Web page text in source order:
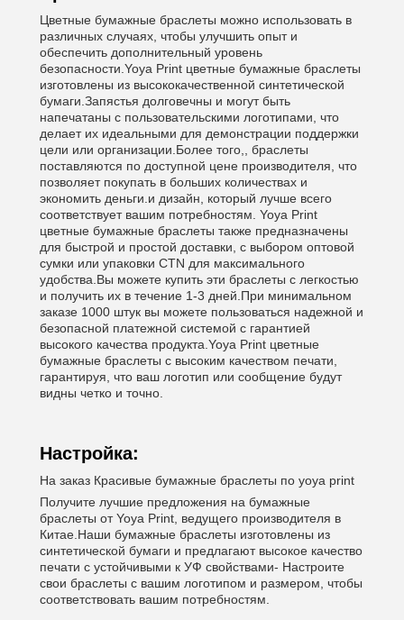
Цветные бумажные браслеты можно использовать в
различных случаях, чтобы улучшить опыт и
обеспечить дополнительный уровень
безопасности.Yoya Print цветные бумажные браслеты
изготовлены из высококачественной синтетической
бумаги.Запястья долговечны и могут быть
напечатаны с пользовательскими логотипами, что
делает их идеальными для демонстрации поддержки
цели или организации.Более того,, браслеты
поставляются по доступной цене производителя, что
позволяет покупать в больших количествах и
экономить деньги.и дизайн, который лучше всего
соответствует вашим потребностям. Yoya Print
цветные бумажные браслеты также предназначены
для быстрой и простой доставки, с выбором оптовой
сумки или упаковки CTN для максимального
удобства.Вы можете купить эти браслеты с легкостью
и получить их в течение 1-3 дней.При минимальном
заказе 1000 штук вы можете пользоваться надежной и
безопасной платежной системой с гарантией
высокого качества продукта.Yoya Print цветные
бумажные браслеты с высоким качеством печати,
гарантируя, что ваш логотип или сообщение будут
видны четко и точно.
Настройка:
На заказ Красивые бумажные браслеты по yoya print
Получите лучшие предложения на бумажные
браслеты от Yoya Print, ведущего производителя в
Китае.Наши бумажные браслеты изготовлены из
синтетической бумаги и предлагают высокое качество
печати с устойчивыми к УФ свойствами- Настроите
свои браслеты с вашим логотипом и размером, чтобы
соответствовать вашим потребностям.